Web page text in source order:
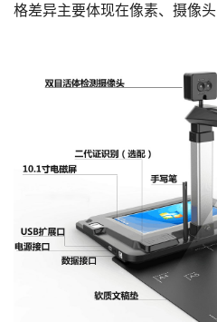
格差异主要体现在像素、摄像